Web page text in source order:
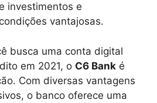
investimentos e
vantajosas.
busca uma conta digital
em 2021, o C6 Bank é
Com diversas vantagens
o banco oferece uma